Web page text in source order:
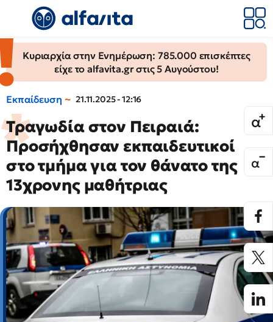
Κυριαρχία στην Ενημέρωση: 785.000 επισκέπτες
είχε το alfavita.gr στις 5 Αυγούστου!
Εκπαίδευση 21.11.2025 - 12:16
Τραγωδία στον Πειραιά:
Προσήχθησαν εκπαιδευτικοί
στο τμήμα για τον θάνατο της
13χρονης μαθήτριας